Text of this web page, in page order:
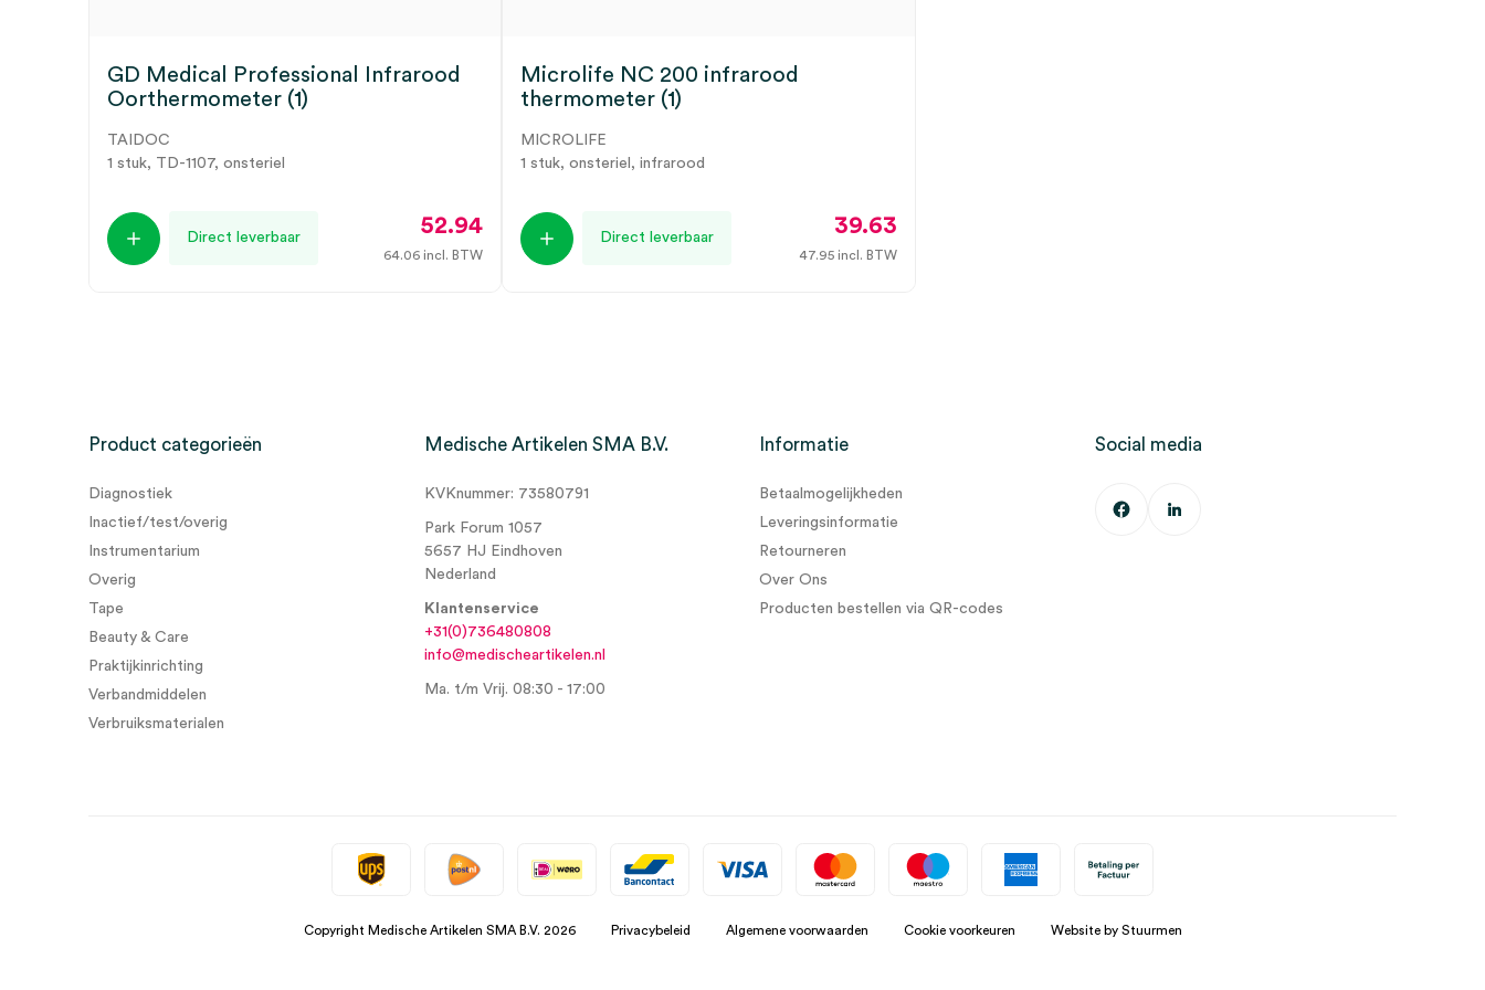
GD Medical Professional Infrarood
Oorthermometer (1)
TAIDOC
1 stuk, TD-1107, onsteriel
Direct leverbaar 52.94
64.06 incl. BTW
Microlife NC 200 infrarood
thermometer (1)
MICROLIFE
1 stuk, onsteriel, infrarood
Direct leverbaar 39.63
47.95incl. BTW
Product categorieën
Diagnostiek
Inactief/test/overig
Instrumentarium
Overig
Tape
Beauty & Care
Praktijkinrichting
Verbandmiddelen
Verbruiksmaterialen
Medische Artikelen SMA B.V.
KVKnummer: 73580791
Park Forum 1057
5657 HJ Eindhoven
Nederland
Klantenservice
+31(0)736480808
info@medischeartikelen.nl
Ma. t/m Vrij. 08:30 - 17:00
Informatie
Betaalmogelijkheden
Leveringsinformatie
Retourneren
Over Ons
Producten bestellen via QR-codes
Social media
Copyright Medische Artikelen SMA B.V. 2026 Privacybeleid Algemene voorwaarden Cookie voorkeuren Website by Stuurmen